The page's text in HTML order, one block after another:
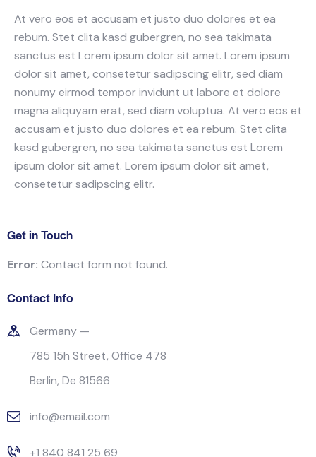
At vero eos et accusam et justo duo dolores et ea
rebum. Stet clita kasd gubergren, no sea takimata
sanctus est Lorem ipsum dolor sit amet. Lorem ipsum
dolor sit amet, consetetur sadipscing elitr, sed diam
nonumy eirmod tempor invidunt ut labore et dolore
magna aliquyam erat, sed diam voluptua. At vero eos et
accusam et justo duo dolores et ea rebum. Stet clita
kasd gubergren, no sea takimata sanctus est Lorem
ipsum dolor sit amet. Lorem ipsum dolor sit amet,
consetetur sadipscing elitr.
Get in Touch
Error: Contact form not found.
Contact Info
Germany —
785 15h Street, Office 478
Berlin, De 81566
info@email.com
+1 840 841 25 69